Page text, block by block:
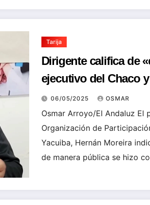
Tarija
Dirigente califica de
ejecutivo del Chaco
valor para crear la
de electricidad
06/05/2025 OSMAR
Osmar Arroyo/El Andaluz El
Organización de
Yacuiba, Hernán Moreira
de manera pública se hizo